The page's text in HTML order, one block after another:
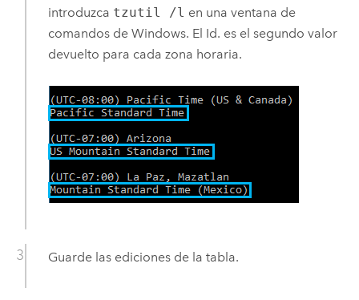
introduzca tzutil /l en una ventana de
comandos de Windows. El Id. es el segundo valor
devuelto para cada zona horaria.
Guarde las ediciones de la tabla.